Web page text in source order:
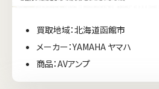
買取地域：北海道函館市
メーカー：YAMAHA ヤマハ
商品：AVアンプ